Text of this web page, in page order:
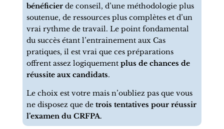
bénéficierde conseil, d’une méthodologie plus
soutenue, de ressources plus complètes et d’un
vrai rythme de travail. Le point fondamental
du succès étant l’entrainement aux Cas
pratiques, il est vrai que ces préparations
offrent assez logiquement plus de chances de
réussite aux candidats.
Le choix est votre mais n’oubliez pas que vous
ne disposez que de trois tentatives pour réussir
l’examen du CRFPA.